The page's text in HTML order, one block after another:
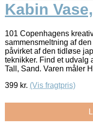
Kabin
101 Copenhagens
sammensmeltning af
påvirket af den tidløse
teknikker. Find et udvalg
Tall, Sand. Varen måler
399 kr. (Vis fragtpris)